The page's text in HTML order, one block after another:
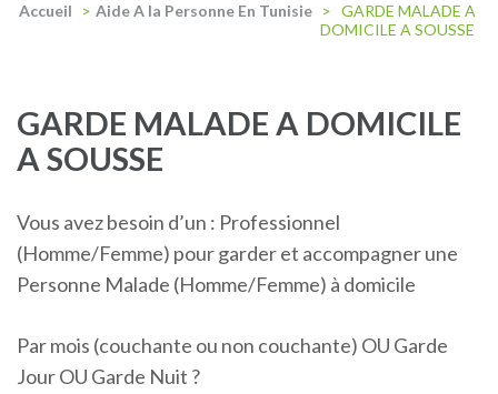
Accueil > Aide A la Personne En Tunisie > GARDE MALADE A
DOMICILE A SOUSSE
GARDE MALADE A DOMICILE
A SOUSSE
Vous avez besoin d’un : Professionnel
(Homme/Femme) pour garder et accompagner une
Personne Malade (Homme/Femme) à domicile
Par mois (couchante ou non couchante) OU Garde
Jour OU Garde Nuit ?